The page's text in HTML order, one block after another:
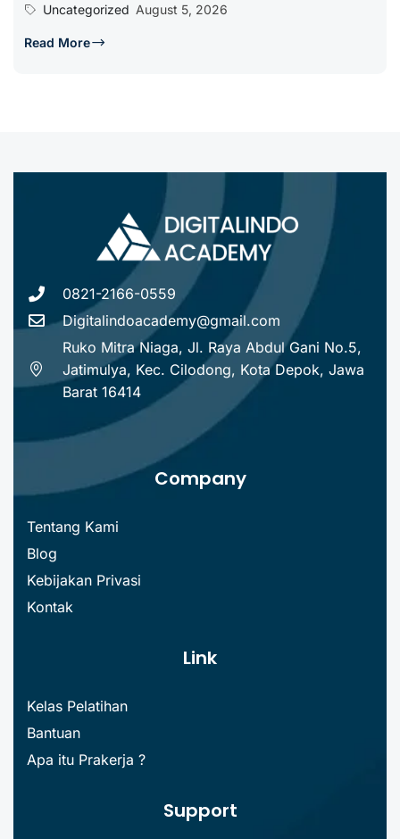
Uncategorized August 5, 2026
Read More
0821-2166-0559
Digitalindoacademy@gmail.com
Ruko Mitra Niaga, Jl. Raya Abdul Gani No.5,
Jatimulya, Kec. Cilodong, Kota Depok, Jawa
Barat 16414
Company
Tentang Kami
Blog
Kebijakan Privasi
Kontak
Link
Kelas Pelatihan
Bantuan
Apa itu Prakerja ?
Support